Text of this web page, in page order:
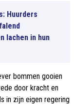
Huurders
lachen in hun
bommen gooien
door kracht en
in zijn eigen regering